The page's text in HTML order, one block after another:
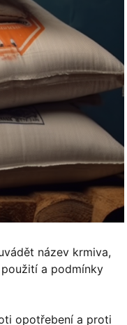
název krmiva,
a podmínky
opotřebení a proti